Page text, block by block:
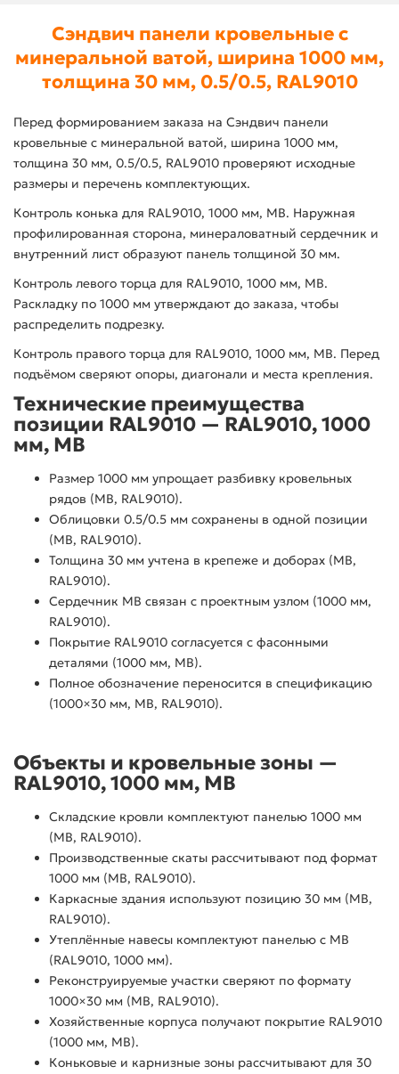
Сэндвич панели кровельные с
минеральной ватой, ширина 1000 мм,
толщина 30 мм, 0.5/0.5, RAL9010
Перед формированием заказа на Сэндвич панели
кровельные с минеральной ватой, ширина 1000 мм,
толщина 30 мм, 0.5/0.5, RAL9010 проверяют исходные
размеры и перечень комплектующих.
Контроль конька для RAL9010, 1000 мм, МВ. Наружная
профилированная сторона, минераловатный сердечник и
внутренний лист образуют панель толщиной 30 мм.
Контроль левого торца для RAL9010, 1000 мм, МВ.
Раскладку по 1000 мм утверждают до заказа, чтобы
распределить подрезку.
Контроль правого торца для RAL9010, 1000 мм, МВ. Перед
подъёмом сверяют опоры, диагонали и места крепления.
Технические преимущества
позиции RAL9010 — RAL9010, 1000
мм, МВ
Размер 1000 мм упрощает разбивку кровельных
рядов (МВ, RAL9010).
Облицовки 0.5/0.5 мм сохранены в одной позиции
(МВ, RAL9010).
Толщина 30 мм учтена в крепеже и доборах (МВ,
RAL9010).
Сердечник МВ связан с проектным узлом (1000 мм,
RAL9010).
Покрытие RAL9010 согласуется с фасонными
деталями (1000 мм, МВ).
Полное обозначение переносится в спецификацию
(1000×30 мм, МВ, RAL9010).
Объекты и кровельные зоны —
RAL9010, 1000 мм, МВ
Складские кровли комплектуют панелью 1000 мм
(МВ, RAL9010).
Производственные скаты рассчитывают под формат
1000 мм (МВ, RAL9010).
Каркасные здания используют позицию 30 мм (МВ,
RAL9010).
Утеплённые навесы комплектуют панелью с МВ
(RAL9010, 1000 мм).
Реконструируемые участки сверяют по формату
1000×30 мм (МВ, RAL9010).
Хозяйственные корпуса получают покрытие RAL9010
(1000 мм, МВ).
Коньковые и карнизные зоны рассчитывают для 30